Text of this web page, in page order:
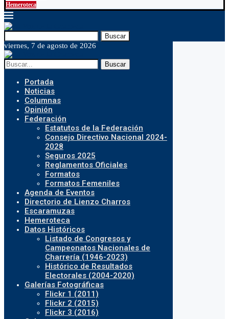
Hemeroteca
Buscar
viernes, 7 de agosto de 2026
Buscar
Portada
Noticias
Columnas
Opinión
Federación
Estatutos de la Federación
Consejo Directivo Nacional 2024-
2028
Seguros 2025
Reglamentos Oficiales
Formatos
Formatos Femeniles
Agenda de Eventos
Directorio de Lienzo Charros
Escaramuzas
Hemeroteca
Datos Históricos
Listado de Congresos y
Campeonatos Nacionales de
Charrería (1946-2023)
Histórico de Resultados
Electorales (2004-2020)
Galerías Fotográficas
Flickr 1 (2011)
Flickr 2 (2015)
Flickr 3 (2016)